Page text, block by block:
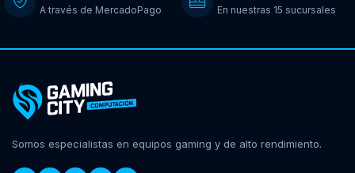
A través de MercadoPago En nuestras 15 sucursales
Somos especialistas en equipos gaming y de alto rendimiento.